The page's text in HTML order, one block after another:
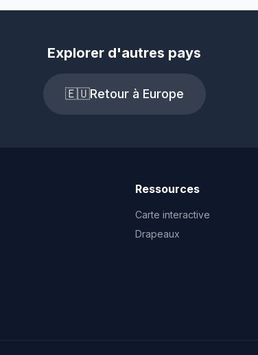
Explorer d'autres pays
🇪🇺Retour à Europe
Ressources
Carte interactive
Drapeaux